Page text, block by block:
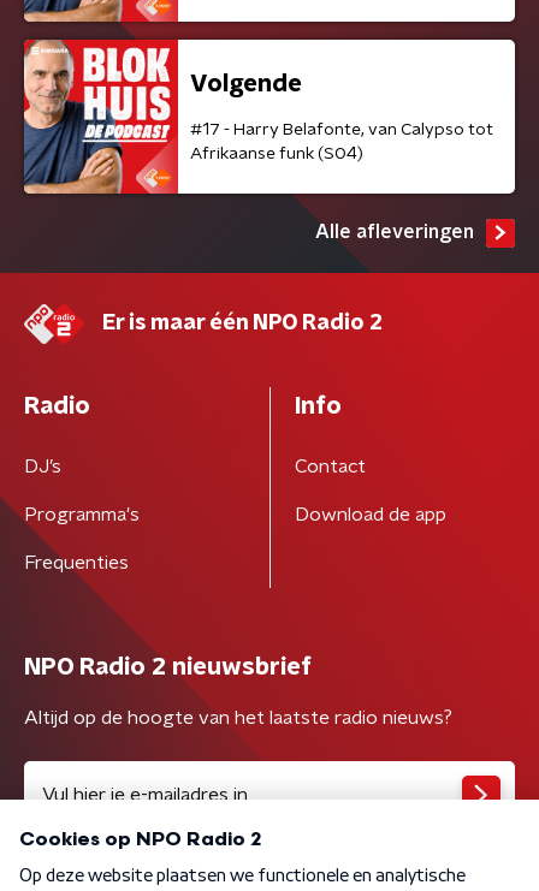
Volgende
#17 - Harry Belafonte, van Calypso tot
Afrikaanse funk (S04)
Alle afleveringen
Er is maar één NPO Radio 2
Radio
DJ’s
Programma's
Frequenties
Info
Contact
Download de app
NPO Radio 2 nieuwsbrief
Altijd op de hoogte van het laatste radio nieuws?